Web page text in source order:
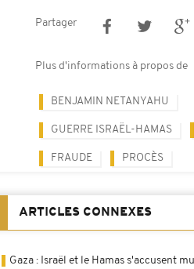
Partager
Plus d'informations à propos de
BENJAMIN NETANYAHU
GUERRE ISRAËL-HAMAS
FRAUDE PROCÈS
ARTICLES CONNEXES
Gaza : Israël et le Hamas s'accusent